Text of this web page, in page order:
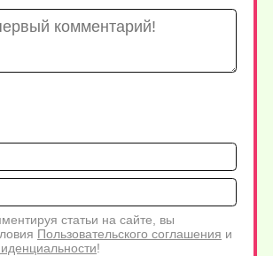
Имя*
статьи на сайте, вы
Пользовательского соглашения и
!